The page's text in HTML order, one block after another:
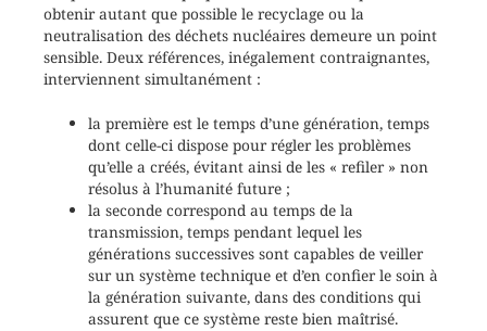
obtenir autant que possible le recyclage ou la
neutralisation des déchets nucléaires demeure un point
sensible. Deux références, inégalement contraignantes,
interviennent simultanément :
la première est le temps d’une génération, temps
dont celle-ci dispose pour régler les problèmes
qu’elle a créés, évitant ainsi de les « refiler » non
résolus à l’humanité future ;
la seconde correspond au temps de la
transmission, temps pendant lequel les
générations successives sont capables de veiller
sur un système technique et d’en confier le soin à
la génération suivante, dans des conditions qui
assurent que ce système reste bien maîtrisé.